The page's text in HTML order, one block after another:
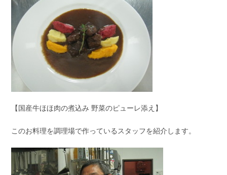
【国産牛ほほ肉の煮込み 野菜のピューレ添え】
このお料理を調理場で作っているスタッフを紹介します。